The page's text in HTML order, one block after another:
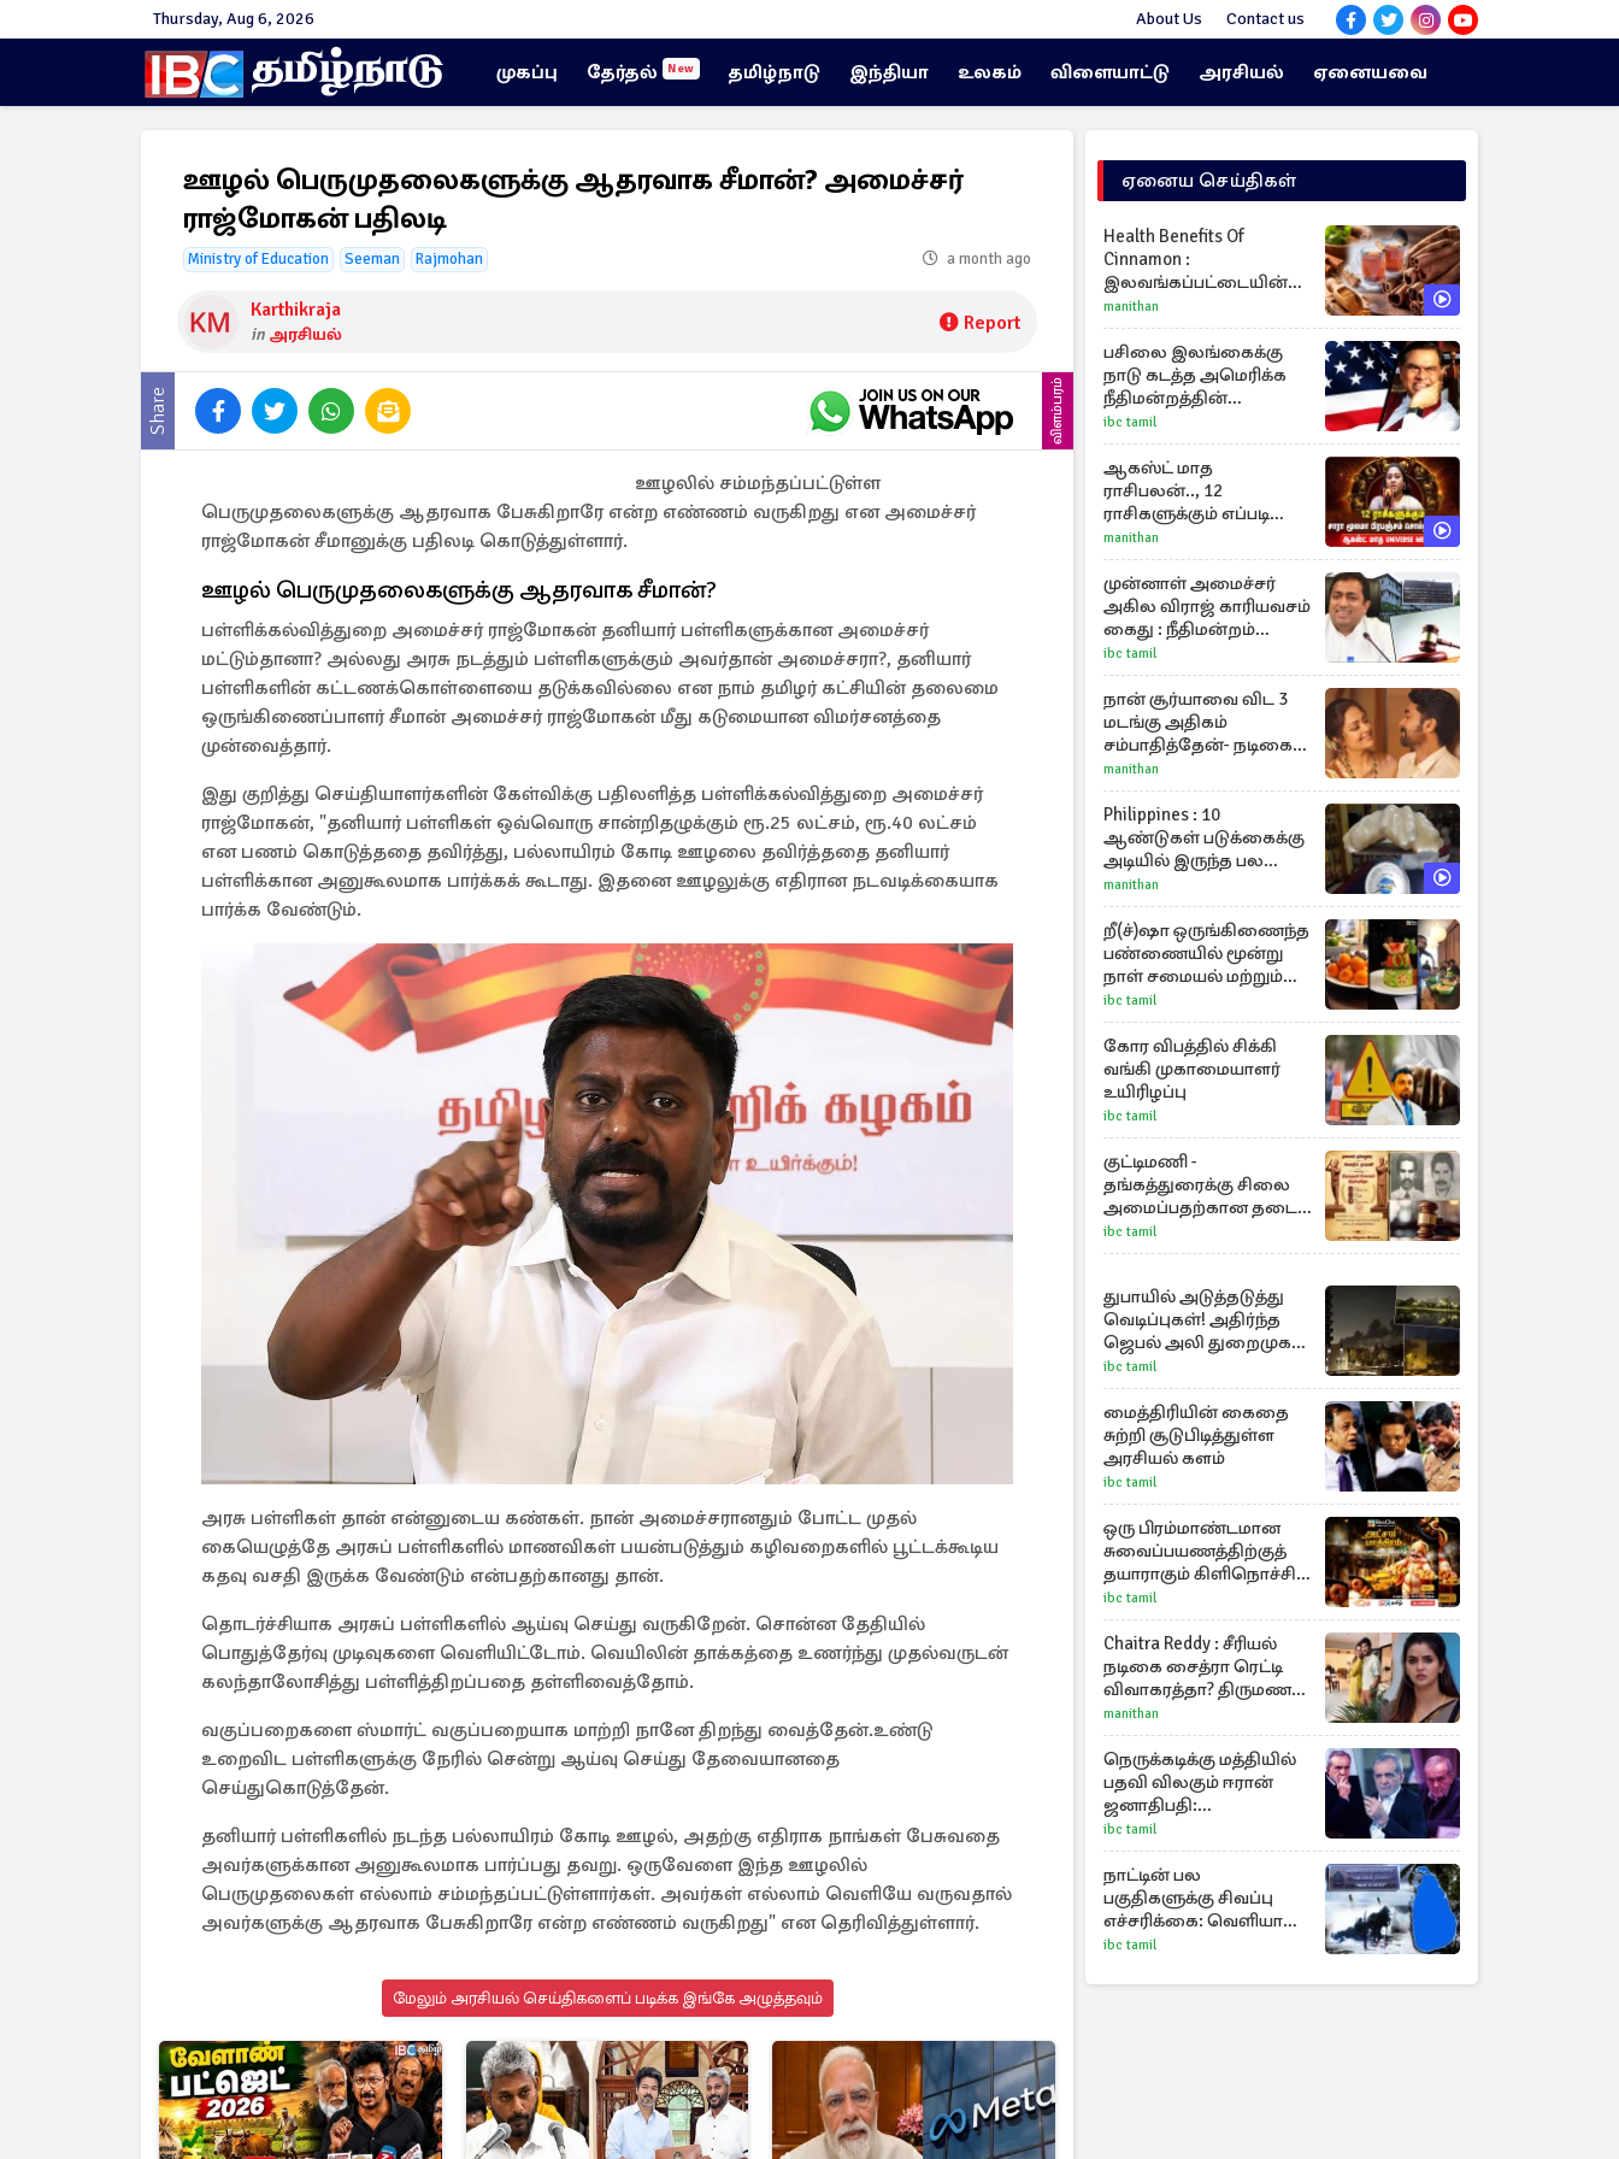
Thursday, Aug 6, 2026 About Us Contact us
முகப்பு தேர்தல் New தமிழ்நாடு இந்தியா உலகம் விளையாட்டு அரசியல் ஏனையவை
ஊழல் பெருமுதலைகளுக்கு ஆதரவாக சீமான்? அமைச்சர்
ராஜ்மோகன் பதிலடி
Ministry of Education Seeman Rajmohan a month ago
Karthikraja
in அரசியல் Report
Share விளம்பரம்
ஊழலில் சம்மந்தப்பட்டுள்ள
பெருமுதலைகளுக்கு ஆதரவாக பேசுகிறாரே என்ற எண்ணம் வருகிறது என அமைச்சர்
ராஜ்மோகன் சீமானுக்கு பதிலடி கொடுத்துள்ளார்.
ஊழல் பெருமுதலைகளுக்கு ஆதரவாக சீமான்?
பள்ளிக்கல்வித்துறை அமைச்சர் ராஜ்மோகன் தனியார் பள்ளிகளுக்கான அமைச்சர்
மட்டும்தானா? அல்லது அரசு நடத்தும் பள்ளிகளுக்கும் அவர்தான் அமைச்சரா?, தனியார்
பள்ளிகளின் கட்டணக்கொள்ளையை தடுக்கவில்லை என நாம் தமிழர் கட்சியின் தலைமை
ஒருங்கிணைப்பாளர் சீமான் அமைச்சர் ராஜ்மோகன் மீது கடுமையான விமர்சனத்தை
முன்வைத்தார்.
இது குறித்து செய்தியாளர்களின் கேள்விக்கு பதிலளித்த பள்ளிக்கல்வித்துறை அமைச்சர்
ராஜ்மோகன், "தனியார் பள்ளிகள் ஒவ்வொரு சான்றிதழுக்கும் ரூ.25 லட்சம், ரூ.40 லட்சம்
என பணம் கொடுத்ததை தவிர்த்து, பல்லாயிரம் கோடி ஊழலை தவிர்த்ததை தனியார்
பள்ளிக்கான அனுகூலமாக பார்க்கக் கூடாது. இதனை ஊழலுக்கு எதிரான நடவடிக்கையாக
பார்க்க வேண்டும்.
அரசு பள்ளிகள் தான் என்னுடைய கண்கள். நான் அமைச்சரானதும் போட்ட முதல்
கையெழுத்தே அரசுப் பள்ளிகளில் மாணவிகள் பயன்படுத்தும் கழிவறைகளில் பூட்டக்கூடிய
கதவு வசதி இருக்க வேண்டும் என்பதற்கானது தான்.
தொடர்ச்சியாக அரசுப் பள்ளிகளில் ஆய்வு செய்து வருகிறேன். சொன்ன தேதியில்
பொதுத்தேர்வு முடிவுகளை வெளியிட்டோம். வெயிலின் தாக்கத்தை உணர்ந்து முதல்வருடன்
கலந்தாலோசித்து பள்ளித்திறப்பதை தள்ளிவைத்தோம்.
வகுப்பறைகளை ஸ்மார்ட் வகுப்பறையாக மாற்றி நானே திறந்து வைத்தேன்.உண்டு
உறைவிட பள்ளிகளுக்கு நேரில் சென்று ஆய்வு செய்து தேவையானதை
செய்துகொடுத்தேன்.
தனியார் பள்ளிகளில் நடந்த பல்லாயிரம் கோடி ஊழல், அதற்கு எதிராக நாங்கள் பேசுவதை
அவர்களுக்கான அனுகூலமாக பார்ப்பது தவறு. ஒருவேளை இந்த ஊழலில்
பெருமுதலைகள் எல்லாம் சம்மந்தப்பட்டுள்ளார்கள். அவர்கள் எல்லாம் வெளியே வருவதால்
அவர்களுக்கு ஆதரவாக பேசுகிறாரே என்ற எண்ணம் வருகிறது" என தெரிவித்துள்ளார்.
மேலும் அரசியல் செய்திகளைப் படிக்க இங்கே அழுத்தவும்
ஏனைய செய்திகள்
Health Benefits Of
Cinnamon :
இலவங்கப்பட்டையின்
மருத்துவ குணங்களும்
ஆரோக்கிய
நன்மைகளும்!
manithan
பசிலை இலங்கைக்கு
நாடு கடத்த அமெரிக்க
நீதிமன்றத்தின்
உதவியை நாட
அரசாங்கம் முடிவு
ibc tamil
ஆகஸ்ட் மாத
ராசிபலன்.., 12
ராசிகளுக்கும் எப்படி
இருக்கும்?
manithan
முன்னாள் அமைச்சர்
அகில விராஜ் காரியவசம்
கைது : நீதிமன்றம்
பிறப்பித்த உத்தரவு
ibc tamil
நான் சூர்யாவை விட 3
மடங்கு அதிகம்
சம்பாதித்தேன்- நடிகை
ஜோதிகா
manithan
Philippines : 10
ஆண்டுகள் படுக்கைக்கு
அடியில் இருந்த பல
கோடி மதிப்புள்ள அரிய
முத்து!
manithan
றீ(ச்)ஷா ஒருங்கிணைந்த
பண்ணையில் மூன்று
நாள் சமையல் மற்றும்
காய்கறி சிற்பக்கலைப்
பயிற்சி
ibc tamil
கோர விபத்தில் சிக்கி
வங்கி முகாமையாளர்
உயிரிழப்பு
ibc tamil
குட்டிமணி -
தங்கத்துரைக்கு சிலை
அமைப்பதற்கான தடை
நீக்கம்!
ibc tamil
துபாயில் அடுத்தடுத்து
வெடிப்புகள்! அதிர்ந்த
ஜெபல் அலி துறைமுகம்
அருகே
ibc tamil
மைத்திரியின் கைதை
சுற்றி சூடுபிடித்துள்ள
அரசியல் களம்
ibc tamil
ஒரு பிரம்மாண்டமான
சுவைப்பயணத்திற்குத்
தயாராகும் கிளிநொச்சி
மண்
ibc tamil
Chaitra Reddy : சீரியல்
நடிகை சைத்ரா ரெட்டி
விவாகரத்தா? திருமண
புகைப்படங்களை நீக்கம்
manithan
நெருக்கடிக்கு மத்தியில்
பதவி விலகும் ஈரான்
ஜனாதிபதி:
வெளியானது
சர்ச்சையின் உண்மை
நிலை
ibc tamil
நாட்டின் பல
பகுதிகளுக்கு சிவப்பு
எச்சரிக்கை: வெளியான
அறிவிப்பு!
ibc tamil